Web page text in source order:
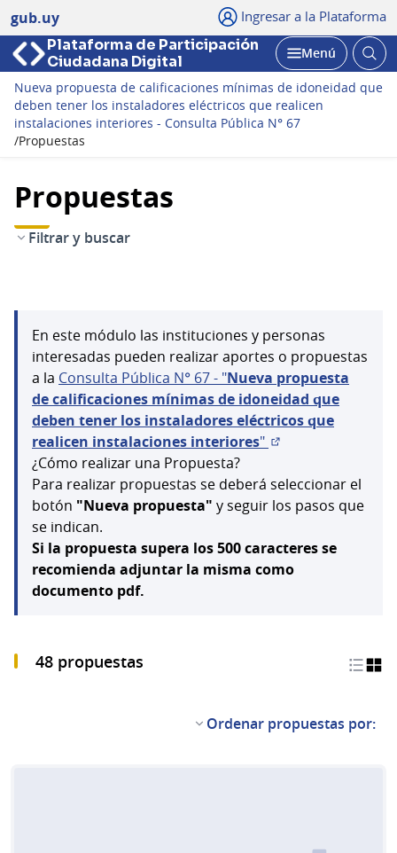
gub.uy Ingresar a la Plataforma
Plataforma de Participación
Ciudadana Digital
Abrir
Menú
Nueva propuesta de calificaciones mínimas de idoneidad que
deben tener los instaladores eléctricos que realicen
instalaciones interiores - Consulta Pública N° 67
/Propuestas
Propuestas
Filtrar y buscar
En este módulo las instituciones y personas
interesadas pueden realizar aportes o propuestas
a la Consulta Pública N° 67 - "Nueva propuesta
de calificaciones mínimas de idoneidad que
deben tener los instaladores eléctricos que
realicen instalaciones interiores"
¿Cómo realizar una Propuesta?
Para realizar propuestas se deberá seleccionar el
botón "Nueva propuesta" y seguir los pasos que
se indican.
Si la propuesta supera los 500 caracteres se
recomienda adjuntar la misma como
documento pdf.
48 propuestas
Ordenar propuestas por: